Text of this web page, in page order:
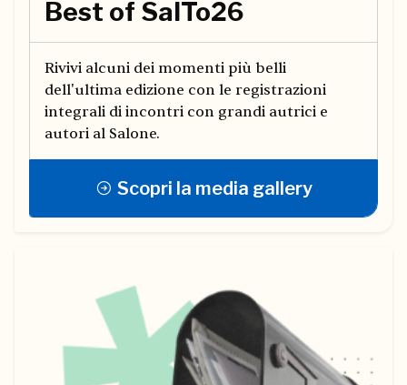
Best of SalTo26
Rivivi alcuni dei momenti più belli
dell'ultima edizione con le registrazioni
integrali di incontri con grandi autrici e
autori al Salone.
Scopri la media gallery